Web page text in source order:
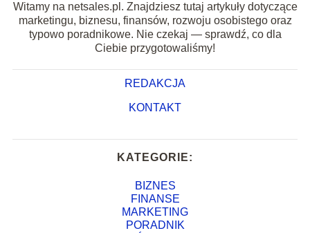
Witamy na netsales.pl. Znajdziesz tutaj artykuły dotyczące
marketingu, biznesu, finansów, rozwoju osobistego oraz
typowo poradnikowe. Nie czekaj — sprawdź, co dla
Ciebie przygotowaliśmy!
REDAKCJA
KONTAKT
KATEGORIE:
BIZNES
FINANSE
MARKETING
PORADNIK